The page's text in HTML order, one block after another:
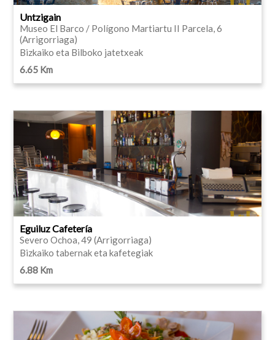
Untzigain
Museo El Barco / Polígono Martiartu II Parcela, 6
(Arrigorriaga)
Bizkaiko eta Bilboko jatetxeak
6.65 Km
Eguiluz Cafetería
Severo Ochoa, 49 (Arrigorriaga)
Bizkaiko tabernak eta kafetegiak
6.88 Km